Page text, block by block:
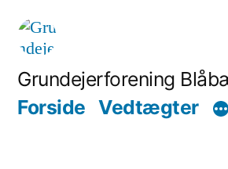
Skip
content
Grundejerforening
Forside Vedtægter